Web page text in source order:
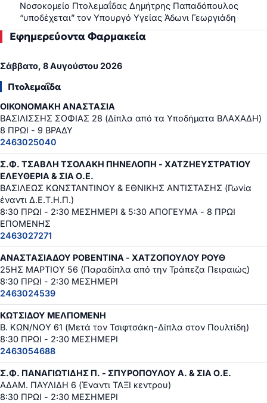
Νοσοκομείο Πτολεμαΐδας Δημήτρης Παπαδόπουλος
“υποδέχεται” τον Υπουργό Υγείας Άδωνι Γεωργιάδη
Εφημερεύοντα Φαρμακεία
Σάββατο, 8 Αυγούστου 2026
Πτολεμαΐδα
ΟΙΚΟΝΟΜΑΚΗ ΑΝΑΣΤΑΣΙΑ
ΒΑΣΙΛΙΣΣΗΣ ΣΟΦΙΑΣ 28 (Δίπλα από τα Υποδήματα ΒΛΑΧΑΔΗ)
8 ΠΡΩΙ - 9 ΒΡΑΔΥ
2463025040
Σ.Φ. ΤΣΑΒΛΗ ΤΣΟΛΑΚΗ ΠΗΝΕΛΟΠΗ - ΧΑΤΖΗΕΥΣΤΡΑΤΙΟΥ
ΕΛΕΥΘΕΡΙΑ & ΣΙΑ Ο.Ε.
ΒΑΣΙΛΕΩΣ ΚΩΝΣΤΑΝΤΙΝΟΥ & ΕΘΝΙΚΗΣ ΑΝΤΙΣΤΑΣΗΣ (Γωνία
έναντι Δ.Ε.Τ.Η.Π.)
8:30 ΠΡΩΙ - 2:30 ΜΕΣΗΜΕΡΙ & 5:30 ΑΠΟΓΕΥΜΑ - 8 ΠΡΩΙ
ΕΠΟΜΕΝΗΣ
2463027271
ΑΝΑΣΤΑΣΙΑΔΟΥ ΡΟΒΕΝΤΙΝΑ - ΧΑΤΖΟΠΟΥΛΟΥ ΡΟΥΘ
25ΗΣ ΜΑΡΤΙΟΥ 56 (Παραδίπλα από την Τράπεζα Πειραιώς)
8:30 ΠΡΩΙ - 2:30 ΜΕΣΗΜΕΡΙ
2463024539
ΚΩΤΣΙΔΟΥ ΜΕΛΠΟΜΕΝΗ
Β. ΚΩΝ/ΝΟΥ 61 (Μετά τον Τσιφτσάκη-Δίπλα στον Πουλτίδη)
8:30 ΠΡΩΙ - 2:30 ΜΕΣΗΜΕΡΙ
2463054688
Σ.Φ. ΠΑΝΑΓΙΩΤΙΔΗΣ Π. - ΣΠΥΡΟΠΟΥΛΟΥ Α. & ΣΙΑ Ο.Ε.
ΑΔΑΜ. ΠΑΥΛΙΔΗ 6 (Έναντι ΤΑΞΙ κεντρου)
8:30 ΠΡΩΙ - 2:30 ΜΕΣΗΜΕΡΙ